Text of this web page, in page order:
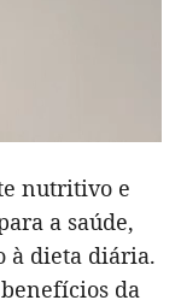
nutritivo e
a saúde,
à dieta diária.
da